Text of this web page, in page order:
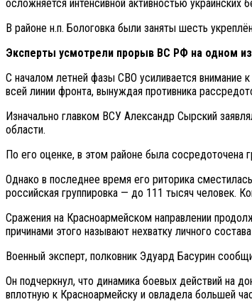
осложняется интенсивной активностью
В районе н.п. Бологовка были заняты шесть
Эксперты усмотрели прорыв ВС РФ на одном
С началом летней фазы СВО усиливается внимание
всей линии фронта, вынуждая противника
Изначально главком ВСУ Александр Сырский
области.
По его оценке, в этом районе была сосредоточена
Однако в последнее время его риторика
российская группировка — до 111 тысяч человек.
Сражения на Красноармейском направлении
причинами этого называют нехватку личного
Военный эксперт, полковник Эдуард Басурин
Он подчеркнул, что динамика боевых действий на
вплотную к Красноармейску и овладела большей